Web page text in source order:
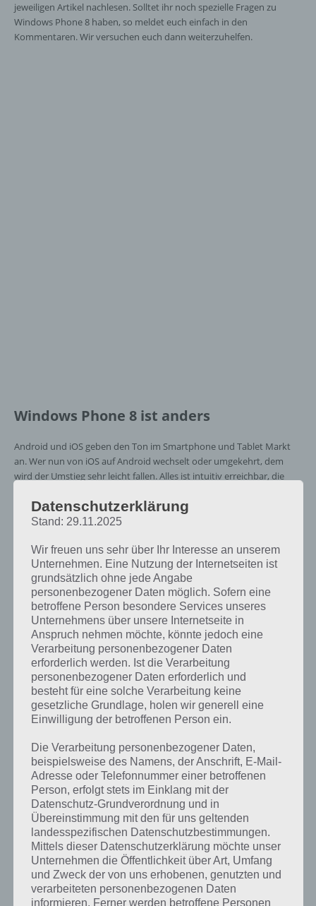
jeweiligen Artikel nachlesen. Solltet ihr noch spezielle Fragen zu
Windows Phone 8 haben, so meldet euch einfach in den
Kommentaren. Wir versuchen euch dann weiterzuhelfen.
Windows Phone 8 ist anders
Android und iOS geben den Ton im Smartphone und Tablet Markt
an. Wer nun von iOS auf Android wechselt oder umgekehrt, dem
wird der Umstieg sehr leicht fallen. Alles ist intuitiv erreichbar, die
man sie haben will.
Einstellungen sind versteckt und unübersichtlich gegliedert. Vor
allem die Benachrichtungsleiste fehlt uns ganz besoners. Will man
wissen, ob es eine neue Email gibt, muss man erst einmal zur
entsprechenden Kachel schauen oder sieht beim Einschalten, ob
eine neue Email verfügbar ist. Befindet man sich hingegen in einem
Spiel oder anderen App, muss man erst wieder auf die Startseite
zurück. Das ist nervig und macht keinen Spaß.
Auch die Navigation ist gänzlich anders gelöst. Bspw. bei den Fotos
sieht man oben einen fetten Schriftzug, der nach rechts geht. Auch
im Windows Phone Store muss man zu den Screenshots erst noch
hinwischen. Vor allem diese Bilder machen bei mir den Unterschied
aus, ob ich eine App herunterlade bzw. kaufe. Ist die Qualität
zufriedenstellend, wird das ganze installiert. Bei iOS und Android sind
diese Bilder prominent dargestellt. Im Windows Phone Store muss
man dort erst hinwischen. Das Suchen nach neuen Apps macht so
wenig Spaß.
Insgesamt ist das Kacheldesign bei Windows Phone 8 einzigartig,
finde ich persönlich aber unübersichtlich. Es gibt keine Ordner, wo
man bspw. die Spiele reinpacken kann, es gibt keine richtigen
Widgets, wie man sie von Android kennt und keine Leiste am
unteren Rand mit wichtigen Apps, wie man es von iOS kennt.
Datenschutzerklärung
Stand: 29.11.2025
Wir freuen uns sehr über Ihr Interesse an unserem
Unternehmen. Eine Nutzung der Internetseiten ist
grundsätzlich ohne jede Angabe
personenbezogener Daten möglich. Sofern eine
betroffene Person besondere Services unseres
Unternehmens über unsere Internetseite in
Anspruch nehmen möchte, könnte jedoch eine
Verarbeitung personenbezogener Daten
erforderlich werden. Ist die Verarbeitung
personenbezogener Daten erforderlich und
besteht für eine solche Verarbeitung keine
gesetzliche Grundlage, holen wir generell eine
Einwilligung der betroffenen Person ein.
Die Verarbeitung personenbezogener Daten,
beispielsweise des Namens, der Anschrift, E-Mail-
Adresse oder Telefonnummer einer betroffenen
Person, erfolgt stets im Einklang mit der
Datenschutz-Grundverordnung und in
Übereinstimmung mit den für uns geltenden
landesspezifischen Datenschutzbestimmungen.
Mittels dieser Datenschutzerklärung möchte unser
Unternehmen die Öffentlichkeit über Art, Umfang
und Zweck der von uns erhobenen, genutzten und
verarbeiteten personenbezogenen Daten
informieren. Ferner werden betroffene Personen